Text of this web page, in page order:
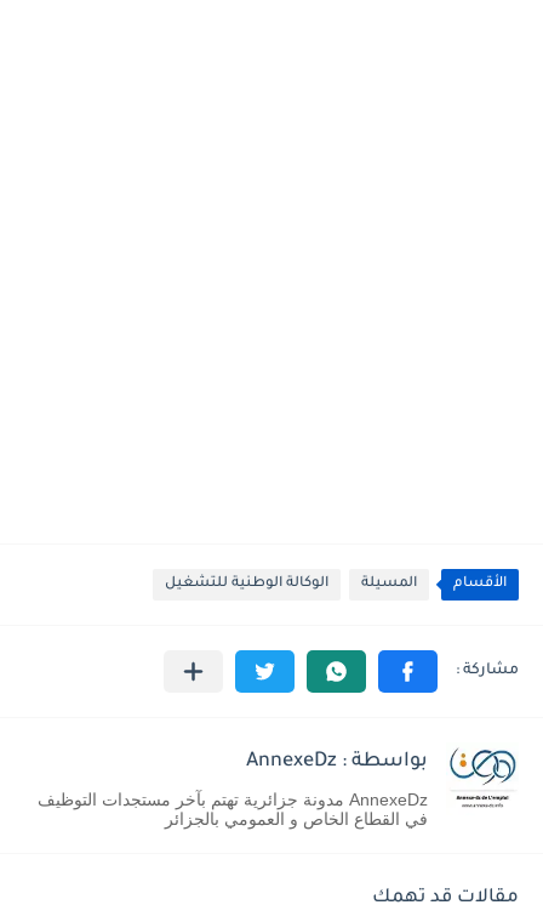
الأقسام المسيلة الوكالة الوطنية للتشغيل
بواسطة : AnnexeDz
AnnexeDz مدونة جزائرية تهتم بآخر مستجدات التوظيف
في القطاع الخاص و العمومي بالجزائر
مقالات قد تهمك